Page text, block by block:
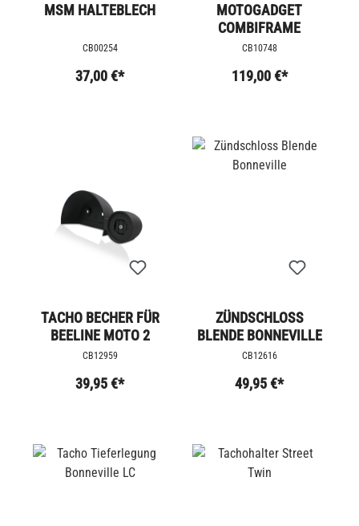
MSM HALTEBLECH
CB00254
37,00 €*
MOTOGADGET
COMBIFRAME
CB10748
119,00 €*
TACHO BECHER FÜR
BEELINE MOTO 2
CB12959
39,95 €*
ZÜNDSCHLOSS
BLENDE BONNEVILLE
CB12616
49,95 €*